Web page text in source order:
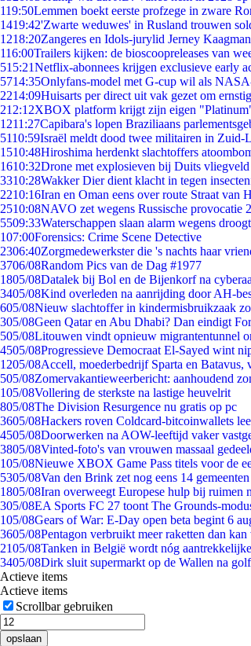
119:50Lemmen boekt eerste profzege in zware
1419:42'Zwarte weduwes' in Rusland trouwen
1218:20Zangeres en Idols-jurylid Jerney
116:00Trailers kijken: de bioscoopreleases van
515:21Netflix-abonnees krijgen exclusieve early
5714:35Onlyfans-model met G-cup wil als
2214:09Huisarts per direct uit vak gezet om
212:12XBOX platform krijgt zijn eigen
1211:27Capibara's lopen Braziliaans
5110:59Israël meldt dood twee militairen in Zuid-
1510:48Hiroshima herdenkt slachtoffers
1610:32Drone met explosieven bij Duits
3310:28Wakker Dier dient klacht in tegen
2210:16Iran en Oman eens over route Straat van
2510:08NAVO zet wegens Russische provocatie
5509:33Waterschappen slaan alarm wegens
107:00Forensics: Crime Scene Detective
2306:40Zorgmedewerkster die 's nachts haar
3706/08Random Pics van de Dag #1977
1805/08Datalek bij Bol en de Bijenkorf na
3405/08Kind overleden na aanrijding door AH-
605/08Nieuw slachtoffer in kindermisbruikzaak
305/08Geen Qatar en Abu Dhabi? Dan eindigt
505/08Litouwen vindt opnieuw migrantentunnel
4505/08Progressieve Democraat El-Sayed wint
1205/08Accell, moederbedrijf Sparta en Batavus,
505/08Zomervakantieweerbericht: aanhoudend
105/08Vollering de sterkste na lastige heuvelrit
805/08The Division Resurgence nu gratis op pc
3605/08Hackers roven Coldcard-bitcoinwallets
4505/08Doorwerken na AOW-leeftijd vaker
3805/08Vinted-foto's van vrouwen massaal
105/08Nieuwe XBOX Game Pass titels voor de
5305/08Van den Brink zet nog eens 14
1805/08Iran overweegt Europese hulp bij ruimen
305/08EA Sports FC 27 toont The Grounds-
105/08Gears of War: E-Day open beta begint 6
3605/08Pentagon verbruikt meer raketten dan
2105/08Tanken in België wordt nóg
3405/08Dirk sluit supermarkt op de Wallen na
Actieve items
Actieve items
Scrollbar gebruiken
opslaan